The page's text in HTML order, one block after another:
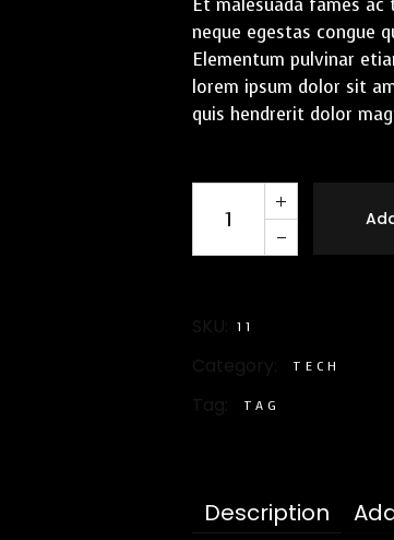
Et malesuada fames ac
neque egestas congue
Elementum pulvinar
lorem ipsum dolor sit
quis hendrerit dolor
11
TECH
TAG
Description